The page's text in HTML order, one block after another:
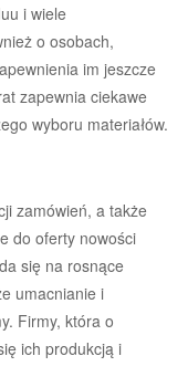
i wiele
o osobach,
im jeszcze
zapewnia ciekawe
wyboru materiałów.
zamówień, a także
do oferty nowości
się na rosnące
umacnianie i
Firmy, która o
ich produkcją i